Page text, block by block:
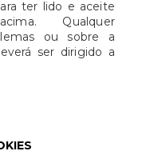
ter lido e aceite
Qualquer
ou sobre a
ser dirigido a